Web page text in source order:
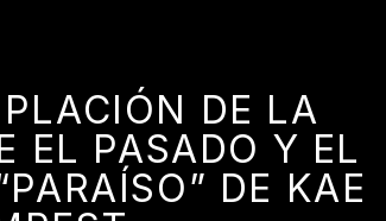
DE LA
EL PASADO Y EL
DE KAE